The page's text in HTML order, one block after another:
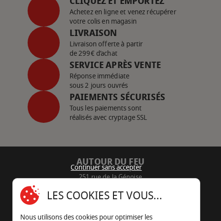
Achetez en ligne et venez récupérer
votre colis en magasin
LIVRAISON
Livraison offerte à partir
de 299€ d’achat
SERVICE APRÈS VENTE
Réponse immédiate
sous 2 jours ouvrés
PAIEMENTS SÉCURISÉS
Tous les paiements sont
réalisés avec cryptage SSL
AUTOUR DU FEU
251 rue de la Génoise
05 45 22 98 09
Nous envoyer un e-mail
Continuer sans accepter
LES COOKIES ET VOUS...
Nous utilisons des cookies pour optimiser les